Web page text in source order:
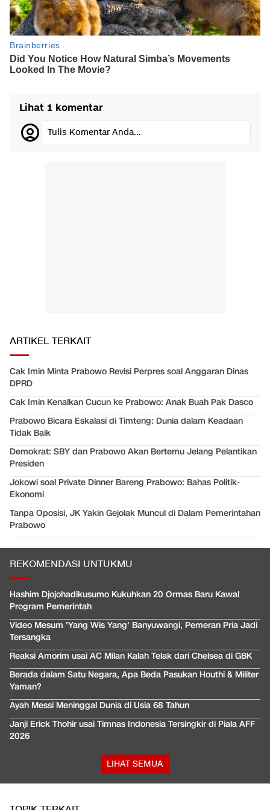
Lihat 1 komentar
Tulis Komentar Anda...
ARTIKEL TERKAIT
Cak Imin Minta Prabowo Revisi Perpres soal Anggaran Dinas
DPRD
Cak Imin Kenalkan Cucun ke Prabowo: Anak Buah Pak Dasco
Prabowo Bicara Eskalasi di Timteng: Dunia dalam Keadaan
Tidak Baik
Demokrat: SBY dan Prabowo Akan Bertemu Jelang Pelantikan
Presiden
Jokowi soal Private Dinner Bareng Prabowo: Bahas Politik-
Ekonomi
Tanpa Oposisi, JK Yakin Gejolak Muncul di Dalam Pemerintahan
Prabowo
REKOMENDASI UNTUKMU
Hashim Djojohadikusumo Kukuhkan 20 Ormas Baru Kawal
Program Pemerintah
Video Mesum 'Yang Wis Yang' Banyuwangi, Pemeran Pria Jadi
Tersangka
Reaksi Amorim usai AC Milan Kalah Telak dari Chelsea di GBK
Berada dalam Satu Negara, Apa Beda Pasukan Houthi & Militer
Yaman?
Ayah Messi Meninggal Dunia di Usia 68 Tahun
Janji Erick Thohir usai Timnas Indonesia Tersingkir di Piala AFF
2026
LIHAT SEMUA